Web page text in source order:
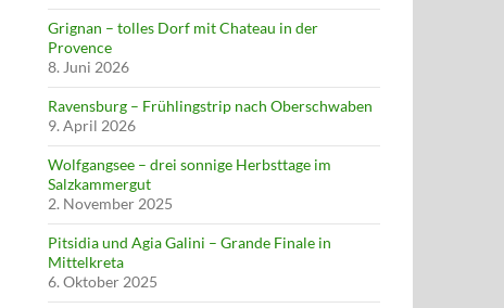
Grignan – tolles Dorf mit Chateau in der
Provence
8. Juni 2026
Ravensburg – Frühlingstrip nach Oberschwaben
9. April 2026
Wolfgangsee – drei sonnige Herbsttage im
Salzkammergut
2. November 2025
Pitsidia und Agia Galini – Grande Finale in
Mittelkreta
6. Oktober 2025